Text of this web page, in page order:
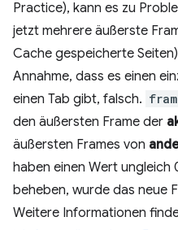
Practice), kann es zu
jetzt mehrere äußerste
Cache gespeicherte
Annahme, dass es einen
einen Tab gibt, falsch.
den äußersten Frame der
äußersten Frames von
haben einen Wert ungleich
beheben, wurde das neue
Weitere Informationen